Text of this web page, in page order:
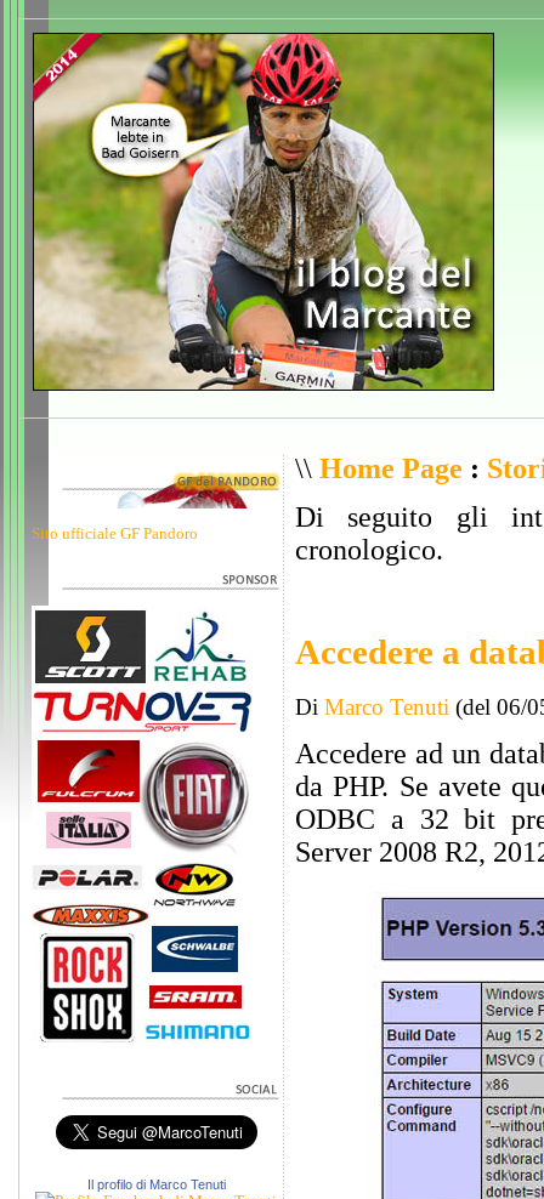
Sito ufficiale GF Pandoro
Il profilo di Marco Tenuti
\\ Home Page :
Di seguito gli
cronologico.
Accedere a
Di Marco Tenuti (del 06/
Accedere ad un
da PHP. Se avete
ODBC a 32 bit
Server 2008 R2,